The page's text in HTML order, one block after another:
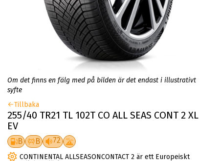
Om det finns en fälg med på bilden är det endast i illustrativt
syfte
Tillbaka
255/40 TR21 TL 102T CO ALL SEAS CONT 2 XL
EV
B B 72
CONTINENTAL ALLSEASONCONTACT 2 är ett Europeiskt